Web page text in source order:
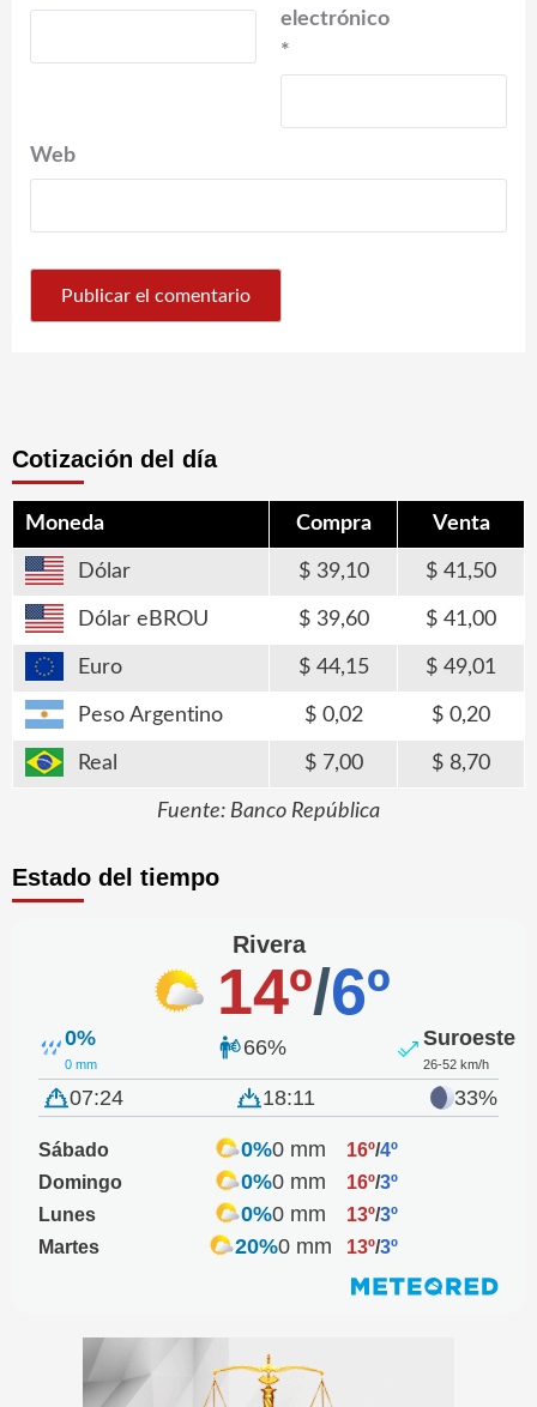
electrónico
*
Web
Cotización del día
Moneda Compra Venta
Dólar 39,10 41,50
Dólar eBROU 39,60 41,00
Euro 44,15 49,01
Peso Argentino 0,02 0,20
Real 7,00 8,70
Fuente: Banco República
Estado del tiempo
Rivera
14º/6º
0%
0 mm
66% Suroeste
26-52 km/h
07:24 18:11 33%
Sábado 0%0 mm 16º/4º
Domingo
0%0 mm 16º/3º
Lunes
0%0 mm 13º/3º
Martes
20%0 mm 13º/3º